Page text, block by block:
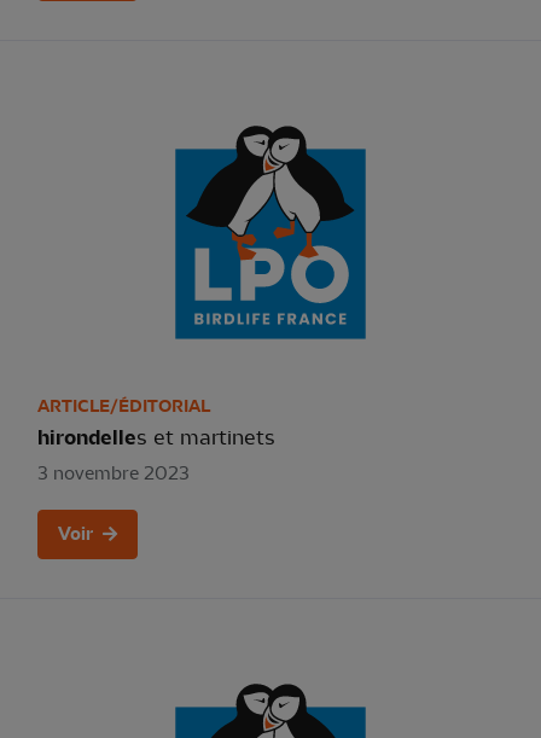
ARTICLE/ÉDITORIAL
hirondelles et martinets
3 novembre 2023
Voir